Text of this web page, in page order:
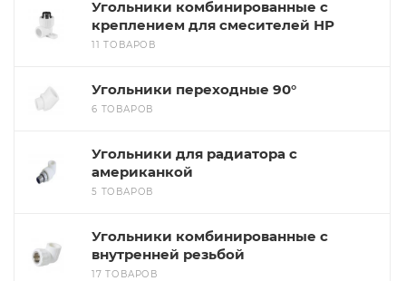
Угольники комбинированные с
креплением для смесителей НР
11 ТОВАРОВ
Угольники переходные 90°
6 ТОВАРОВ
Угольники для радиатора с
американкой
5 ТОВАРОВ
Угольники комбинированные с
внутренней резьбой
17 ТОВАРОВ